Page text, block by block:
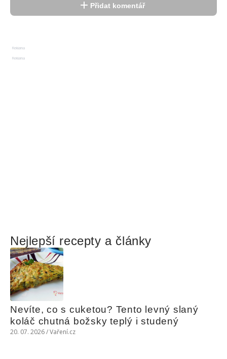
Přidat komentář
Reklama
Reklama
Nejlepší recepty a články
Nevíte, co s cuketou? Tento levný slaný
koláč chutná božsky teplý i studený
20. 07. 2026 / Vaření.cz